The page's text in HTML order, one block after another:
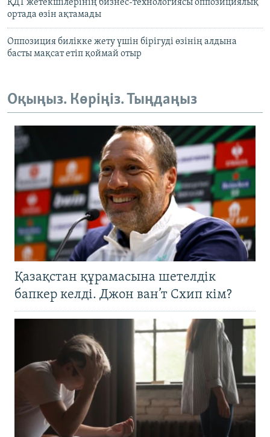
ҚДТ жетекшілерінің бизнес-технологиясы оппозициялық
ортада өзін ақтамады
Оппозиция билікке жету үшін бірігуді өзінің алдына
басты мақсат етіп қоймай отыр
Оқыңыз. Көріңіз. Тыңдаңыз
Қазақстан құрамасына шетелдік
бапкер келді. Джон ван’т Схип кім?